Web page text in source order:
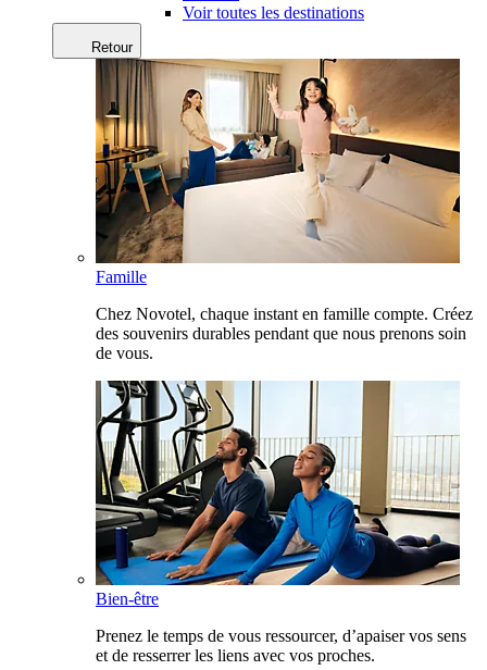
Voir toutes les destinations
Retour
Famille
Chez Novotel, chaque instant en famille compte. Créez
des souvenirs durables pendant que nous prenons soin
de vous.
Bien-être
Prenez le temps de vous ressourcer, d’apaiser vos sens
et de resserrer les liens avec vos proches.